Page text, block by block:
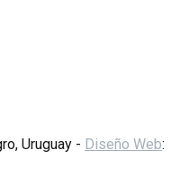
Uruguay - Diseño Web: